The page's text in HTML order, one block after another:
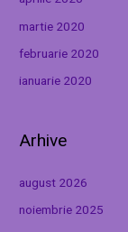
martie 2020
februarie 2020
ianuarie 2020
Arhive
august 2026
noiembrie 2025